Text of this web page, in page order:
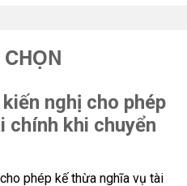
CHỌN
nghị cho phép
chính khi chuyển